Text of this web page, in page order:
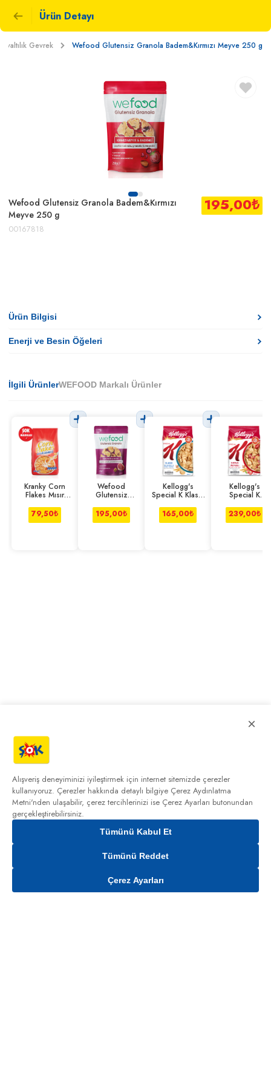
Ürün Detayı
Gevrek Wefood Glutensiz Granola Badem&Kırmızı Meyve 250 g
Wefood Glutensiz Granola Badem&Kırmızı
Meyve 250 g
00167818
195,00₺
Gelince Haber Ver
Ürün Bilgisi
Enerji ve Besin Öğeleri
İlgili ÜrünlerWEFOOD Markalı Ürünler
Kranky Corn
Flakes Mısır
79,50₺
Wefood
Glutensiz
İncir&Cevizli
250 g
195,00₺
Kellogg's
Special K Klasik
Pirinç Gevreği
420 g
165,00₺
Kellogg's
Special K
Tam Buğday ve
Pirinç Gevreği
239,00₺
×
Alışveriş deneyiminizi iyileştirmek için internet sitemizde çerezler
kullanıyoruz. Çerezler hakkında detaylı bilgiye Çerez Aydınlatma
Metni'nden ulaşabilir, çerez tercihlerinizi ise Çerez Ayarları butonundan
gerçekleştirebilirsiniz.
Tümünü Kabul Et
Tümünü Reddet
Çerez Ayarları